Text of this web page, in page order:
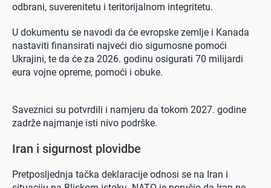
odbrani, suverenitetu i teritorijalnom integritetu.
U dokumentu se navodi da će evropske zemlje i Kanada
nastaviti finansirati najveći dio sigurnosne pomoći
Ukrajini, te da će za 2026. godinu osigurati 70 milijardi
eura vojne opreme, pomoći i obuke.
Saveznici su potvrdili i namjeru da tokom 2027. godine
zadrže najmanje isti nivo podrške.
Iran i sigurnost plovidbe
Pretposljednja tačka deklaracije odnosi se na Iran i